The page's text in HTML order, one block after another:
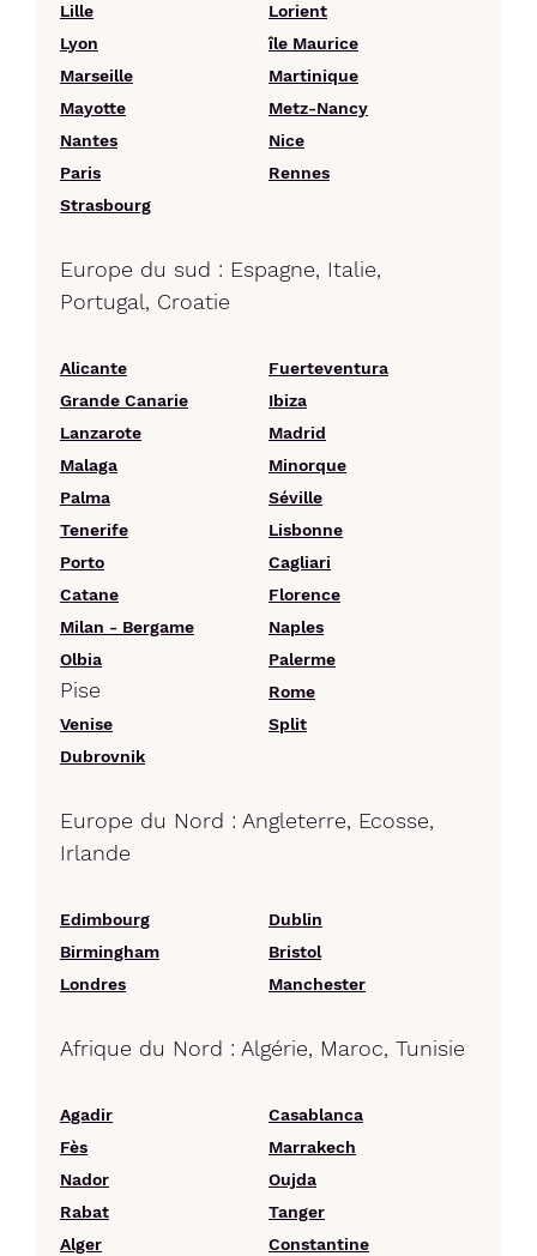
Lille
Lorient
Lyon
île Maurice
Marseille
Martinique
Mayotte
Metz-Nancy
Nantes
Nice
Paris
Rennes
Strasbourg
Europe du sud : Espagne, Italie,
Portugal, Croatie
Alicante
Fuerteventura
Grande Canarie
Ibiza
Lanzarote
Madrid
Malaga
Minorque
Palma
Séville
Tenerife
Lisbonne
Porto
Cagliari
Catane
Florence
Milan - Bergame
Naples
Olbia
Palerme
Pise
Rome
Venise
Split
Dubrovnik
Europe du Nord : Angleterre, Ecosse,
Irlande
Edimbourg
Dublin
Birmingham
Bristol
Londres
Manchester
Afrique du Nord : Algérie, Maroc, Tunisie
Agadir
Casablanca
Fès
Marrakech
Nador
Oujda
Rabat
Tanger
Alger
Constantine